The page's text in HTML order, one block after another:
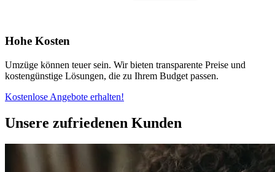
Hohe Kosten
Umzüge können teuer sein. Wir bieten transparente Preise und
kostengünstige Lösungen, die zu Ihrem Budget passen.
Kostenlose Angebote erhalten!
Unsere zufriedenen Kunden